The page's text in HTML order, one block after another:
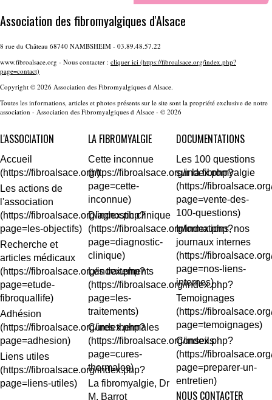
Association des fibromyalgiques d'Alsace
8 rue du Château 68740 NAMBSHEIM - 03.89.48.57.22
www.fibroalsace.org - Nous contacter : cliquer ici
Copyright © 2026 Association des Fibromyalgiques d Alsace.
Toutes les informations, articles et photos présents sur le site sont la propriété exclusive de notre
association - Association des Fibromyalgiques d Alsace - © 2026
L'ASSOCIATION
Accueil
Les actions de
l'association
Recherche et
articles médicaux
Adhésion
Liens utiles
LA FIBROMYALGIE
Cette inconnue
Diagnostic clinique
Les traitements
Cures thermales
La fibromyalgie, Dr
M. Barrot
DOCUMENTATIONS
Les 100 questions
sur la fibromyalgie
Informations, nos
journaux internes
Temoignages
Conseils
NOUS CONTACTER